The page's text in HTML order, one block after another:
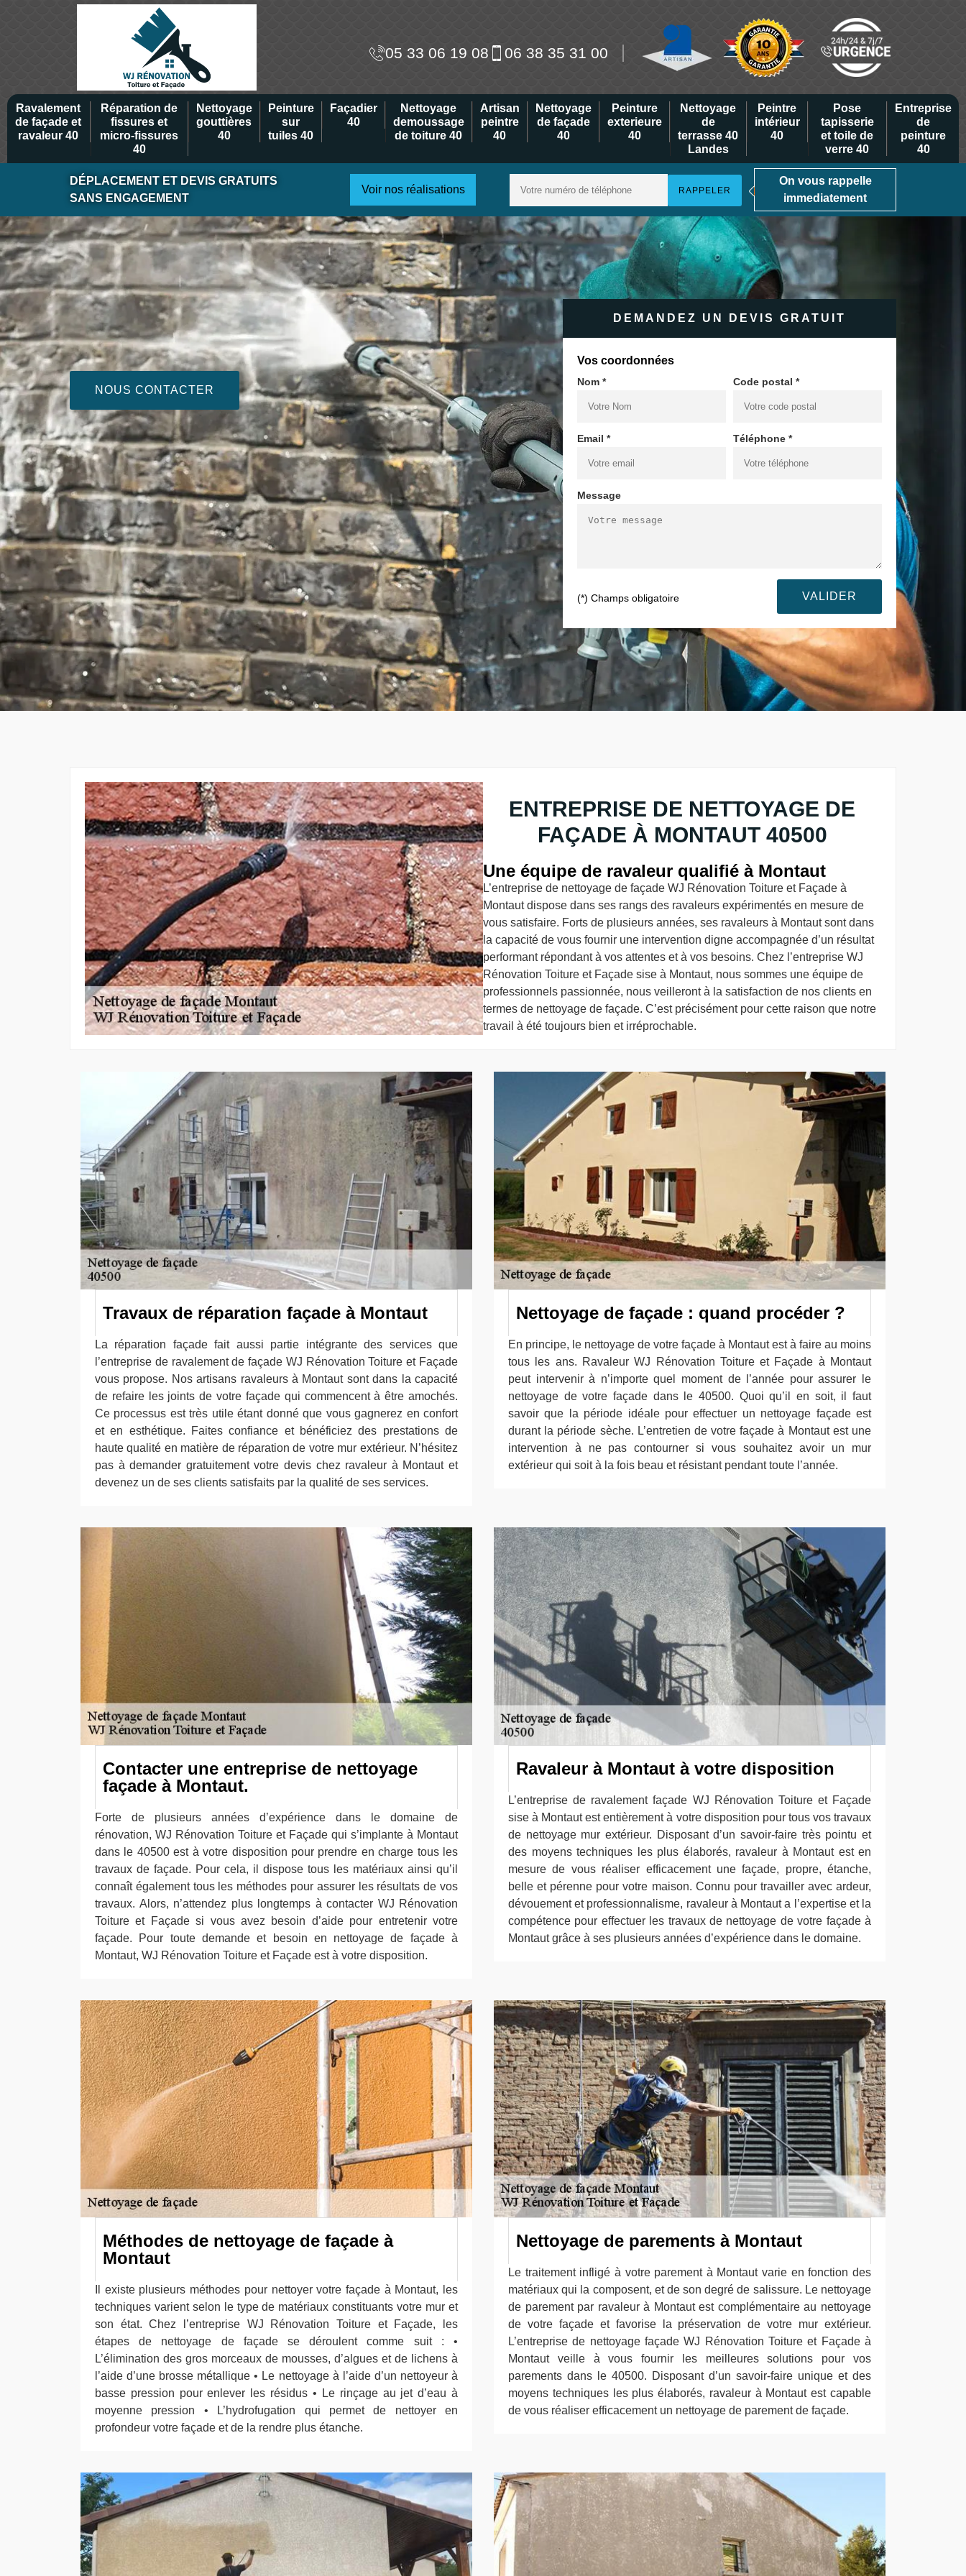
05 33 06 19 08 06 38 35 31 00
Ravalement
de façade et
ravaleur 40
Réparation de
fissures et
micro-fissures
40
Nettoyage
gouttières
40
Peinture
sur
tuiles 40
Façadier
40
Nettoyage
demoussage
de toiture 40
Artisan
peintre
40
Nettoyage
de façade
40
Peinture
exterieure
40
Nettoyage
de
terrasse 40
Landes
Peintre
intérieur
40
Pose
tapisserie
et toile de
verre 40
Entreprise
de
peinture
40
DÉPLACEMENT ET DEVIS GRATUITS
SANS ENGAGEMENT
Voir nos réalisations
On vous rappelle
immediatement
NOUS CONTACTER
DEMANDEZ UN DEVIS GRATUIT
Vos coordonnées
Nom * Code postal *
Email * Téléphone *
Message
(*) Champs obligatoire
ENTREPRISE DE NETTOYAGE DE
FAÇADE À MONTAUT 40500
Une équipe de ravaleur qualifié à Montaut
L’entreprise de nettoyage de façade WJ Rénovation Toiture et Façade à
Montaut dispose dans ses rangs des ravaleurs expérimentés en mesure de
vous satisfaire. Forts de plusieurs années, ses ravaleurs à Montaut sont dans
la capacité de vous fournir une intervention digne accompagnée d’un résultat
performant répondant à vos attentes et à vos besoins. Chez l’entreprise WJ
Rénovation Toiture et Façade sise à Montaut, nous sommes une équipe de
professionnels passionnée, nous veilleront à la satisfaction de nos clients en
termes de nettoyage de façade. C’est précisément pour cette raison que notre
travail à été toujours bien et irréprochable.
Travaux de réparation façade à Montaut
La réparation façade fait aussi partie intégrante des services que
l’entreprise de ravalement de façade WJ Rénovation Toiture et Façade
vous propose. Nos artisans ravaleurs à Montaut sont dans la capacité
de refaire les joints de votre façade qui commencent à être amochés.
Ce processus est très utile étant donné que vous gagnerez en confort
et en esthétique. Faites confiance et bénéficiez des prestations de
haute qualité en matière de réparation de votre mur extérieur. N’hésitez
pas à demander gratuitement votre devis chez ravaleur à Montaut et
devenez un de ses clients satisfaits par la qualité de ses services.
Nettoyage de façade : quand procéder ?
En principe, le nettoyage de votre façade à Montaut est à faire au moins
tous les ans. Ravaleur WJ Rénovation Toiture et Façade à Montaut
peut intervenir à n’importe quel moment de l’année pour assurer le
nettoyage de votre façade dans le 40500. Quoi qu’il en soit, il faut
savoir que la période idéale pour effectuer un nettoyage façade est
durant la période sèche. L’entretien de votre façade à Montaut est une
intervention à ne pas contourner si vous souhaitez avoir un mur
extérieur qui soit à la fois beau et résistant pendant toute l’année.
Contacter une entreprise de nettoyage
façade à Montaut.
Forte de plusieurs années d’expérience dans le domaine de
rénovation, WJ Rénovation Toiture et Façade qui s’implante à Montaut
dans le 40500 est à votre disposition pour prendre en charge tous les
travaux de façade. Pour cela, il dispose tous les matériaux ainsi qu’il
connaît également tous les méthodes pour assurer les résultats de vos
travaux. Alors, n’attendez plus longtemps à contacter WJ Rénovation
Toiture et Façade si vous avez besoin d’aide pour entretenir votre
façade. Pour toute demande et besoin en nettoyage de façade à
Montaut, WJ Rénovation Toiture et Façade est à votre disposition.
Ravaleur à Montaut à votre disposition
L’entreprise de ravalement façade WJ Rénovation Toiture et Façade
sise à Montaut est entièrement à votre disposition pour tous vos travaux
de nettoyage mur extérieur. Disposant d’un savoir-faire très pointu et
des moyens techniques les plus élaborés, ravaleur à Montaut est en
mesure de vous réaliser efficacement une façade, propre, étanche,
belle et pérenne pour votre maison. Connu pour travailler avec ardeur,
dévouement et professionnalisme, ravaleur à Montaut a l’expertise et la
compétence pour effectuer les travaux de nettoyage de votre façade à
Montaut grâce à ses plusieurs années d’expérience dans le domaine.
Méthodes de nettoyage de façade à
Montaut
Il existe plusieurs méthodes pour nettoyer votre façade à Montaut, les
techniques varient selon le type de matériaux constituants votre mur et
son état. Chez l’entreprise WJ Rénovation Toiture et Façade, les
étapes de nettoyage de façade se déroulent comme suit : •
L’élimination des gros morceaux de mousses, d’algues et de lichens à
l’aide d’une brosse métallique • Le nettoyage à l’aide d’un nettoyeur à
basse pression pour enlever les résidus • Le rinçage au jet d’eau à
moyenne pression • L’hydrofugation qui permet de nettoyer en
profondeur votre façade et de la rendre plus étanche.
Nettoyage de parements à Montaut
Le traitement infligé à votre parement à Montaut varie en fonction des
matériaux qui la composent, et de son degré de salissure. Le nettoyage
de parement par ravaleur à Montaut est complémentaire au nettoyage
de votre façade et favorise la préservation de votre mur extérieur.
L’entreprise de nettoyage façade WJ Rénovation Toiture et Façade à
Montaut veille à vous fournir les meilleures solutions pour vos
parements dans le 40500. Disposant d’un savoir-faire unique et des
moyens techniques les plus élaborés, ravaleur à Montaut est capable
de vous réaliser efficacement un nettoyage de parement de façade.